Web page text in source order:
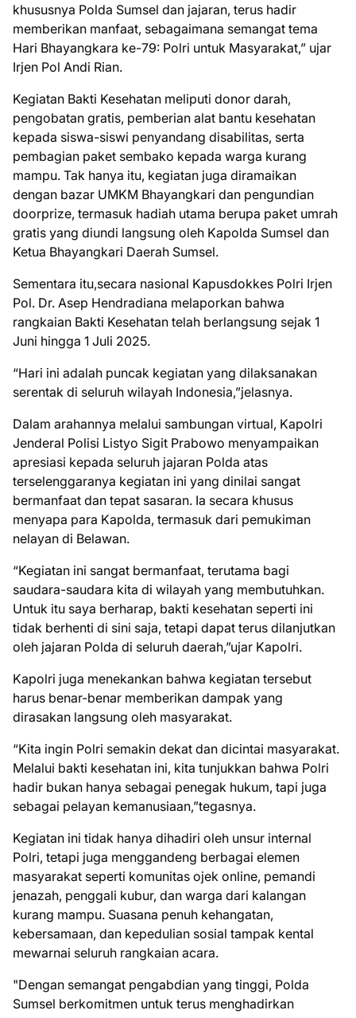
khususnya Polda Sumsel dan jajaran, terus hadir
memberikan manfaat, sebagaimana semangat tema
Hari Bhayangkara ke-79: Polri untuk Masyarakat,” ujar
Irjen Pol Andi Rian.
Kegiatan Bakti Kesehatan meliputi donor darah,
pengobatan gratis, pemberian alat bantu kesehatan
kepada siswa-siswi penyandang disabilitas, serta
pembagian paket sembako kepada warga kurang
mampu. Tak hanya itu, kegiatan juga diramaikan
dengan bazar UMKM Bhayangkari dan pengundian
doorprize, termasuk hadiah utama berupa paket umrah
gratis yang diundi langsung oleh Kapolda Sumsel dan
Ketua Bhayangkari Daerah Sumsel.
Sementara itu,secara nasional Kapusdokkes Polri Irjen
Pol. Dr. Asep Hendradiana melaporkan bahwa
rangkaian Bakti Kesehatan telah berlangsung sejak 1
Juni hingga 1 Juli 2025.
“Hari ini adalah puncak kegiatan yang dilaksanakan
serentak di seluruh wilayah Indonesia,”jelasnya.
Dalam arahannya melalui sambungan virtual, Kapolri
Jenderal Polisi Listyo Sigit Prabowo menyampaikan
apresiasi kepada seluruh jajaran Polda atas
terselenggaranya kegiatan ini yang dinilai sangat
bermanfaat dan tepat sasaran. Ia secara khusus
menyapa para Kapolda, termasuk dari pemukiman
nelayan di Belawan.
“Kegiatan ini sangat bermanfaat, terutama bagi
saudara-saudara kita di wilayah yang membutuhkan.
Untuk itu saya berharap, bakti kesehatan seperti ini
tidak berhenti di sini saja, tetapi dapat terus dilanjutkan
oleh jajaran Polda di seluruh daerah,”ujar Kapolri.
Kapolri juga menekankan bahwa kegiatan tersebut
harus benar-benar memberikan dampak yang
dirasakan langsung oleh masyarakat.
“Kita ingin Polri semakin dekat dan dicintai masyarakat.
Melalui bakti kesehatan ini, kita tunjukkan bahwa Polri
hadir bukan hanya sebagai penegak hukum, tapi juga
sebagai pelayan kemanusiaan,”tegasnya.
Kegiatan ini tidak hanya dihadiri oleh unsur internal
Polri, tetapi juga menggandeng berbagai elemen
masyarakat seperti komunitas ojek online, pemandi
jenazah, penggali kubur, dan warga dari kalangan
kurang mampu. Suasana penuh kehangatan,
kebersamaan, dan kepedulian sosial tampak kental
mewarnai seluruh rangkaian acara.
"Dengan semangat pengabdian yang tinggi, Polda
Sumsel berkomitmen untuk terus menghadirkan